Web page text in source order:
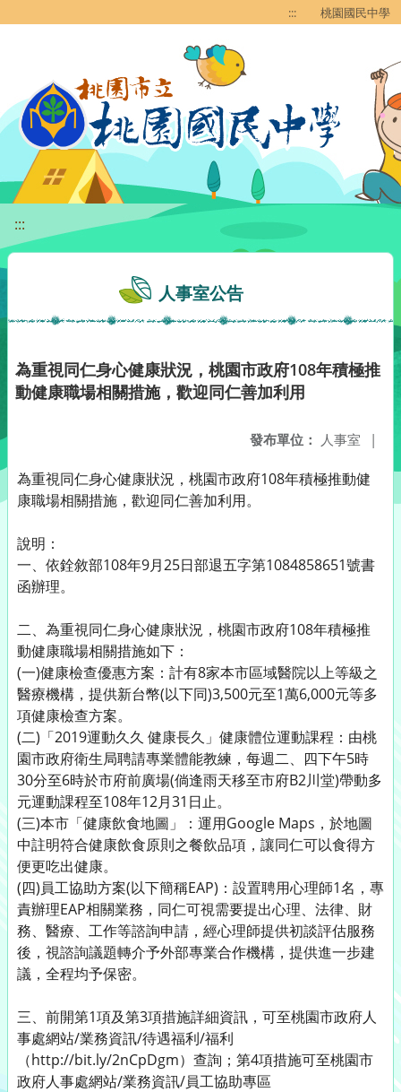
::: 桃園國民中學
:::
人事室公告
為重視同仁身心健康狀況，桃園市政府108年積極推
動健康職場相關措施，歡迎同仁善加利用
發布單位： 人事室 |
為重視同仁身心健康狀況，桃園市政府108年積極推動健
康職場相關措施，歡迎同仁善加利用。
說明：
一、依銓敘部108年9月25日部退五字第1084858651號書
函辦理。
二、為重視同仁身心健康狀況，桃園市政府108年積極推
動健康職場相關措施如下：
(一)健康檢查優惠方案：計有8家本市區域醫院以上等級之
醫療機構，提供新台幣(以下同)3,500元至1萬6,000元等多
項健康檢查方案。
(二)「2019運動久久 健康長久」健康體位運動課程：由桃
園市政府衛生局聘請專業體能教練，每週二、四下午5時
30分至6時於市府前廣場(倘逢雨天移至市府B2川堂)帶動多
元運動課程至108年12月31日止。
(三)本市「健康飲食地圖」：運用Google Maps，於地圖
中註明符合健康飲食原則之餐飲品項，讓同仁可以食得方
便更吃出健康。
(四)員工協助方案(以下簡稱EAP)：設置聘用心理師1名，專
責辦理EAP相關業務，同仁可視需要提出心理、法律、財
務、醫療、工作等諮詢申請，經心理師提供初談評估服務
後，視諮詢議題轉介予外部專業合作機構，提供進一步建
議，全程均予保密。
三、前開第1項及第3項措施詳細資訊，可至桃園市政府人
事處網站/業務資訊/待遇福利/福利
（http://bit.ly/2nCpDgm）查詢；第4項措施可至桃園市
政府人事處網站/業務資訊/員工協助專區